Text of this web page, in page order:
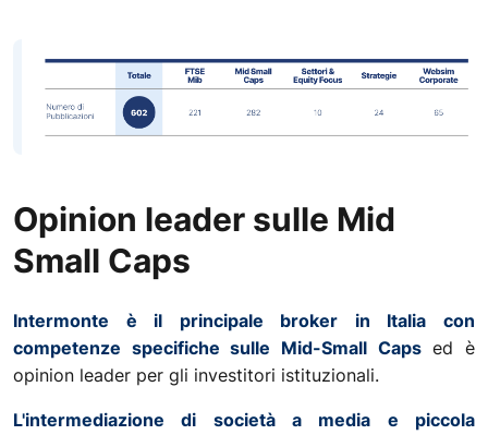
Opinion leader sulle Mid
Small Caps
Intermonte è il principale broker in Italia con
competenze specifiche sulle Mid-Small Capsed è
opinion leader per gli investitori istituzionali.
L'intermediazione di società a media e piccola